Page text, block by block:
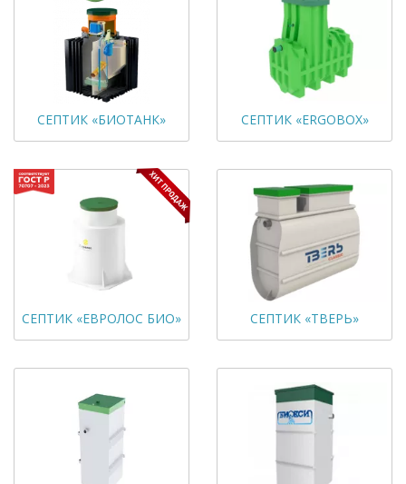
СЕПТИК «БИОТАНК» СЕПТИК «ERGOBOX»
СЕПТИК «ЕВРОЛОС БИО» СЕПТИК «ТВЕРЬ»